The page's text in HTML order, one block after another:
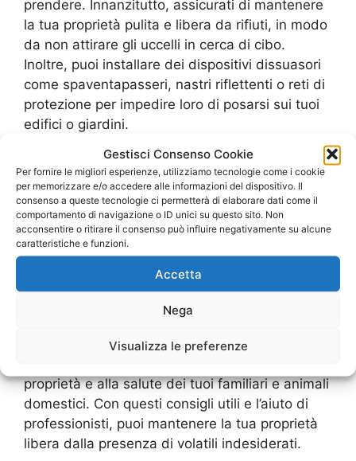
Gestisci Consenso Cookie
Per fornire le migliori esperienze, utilizziamo tecnologie come i cookie
per memorizzare e/o accedere alle informazioni del dispositivo. Il
consenso a queste tecnologie ci permetterà di elaborare dati come il
comportamento di navigazione o ID unici su questo sito. Non
acconsentire o ritirare il consenso può influire negativamente su alcune
caratteristiche e funzioni.
Accetta
Nega
Visualizza le preferenze
prendere. Innanzitutto, assicurati di mantenere
la tua proprietà pulita e libera da rifiuti, in modo
da non attirare gli uccelli in cerca di cibo.
Inoltre, puoi installare dei dispositivi dissuasori
come spaventapasseri, nastri riflettenti o reti di
protezione per impedire loro di posarsi sui tuoi
edifici o giardini.
Se hai già problemi con la presenza di volatili,
puoi contattare un professionista per un
allontanamento volatili. I costi e i preventivi
possono variare a seconda del tipo di uccelli e
della dimensione della tua proprietà, quindi è
trovare la soluzione più adatta alle tue
Ricorda che è importante agire
proprietà e alla salute dei tuoi familiari e animali
domestici. Con questi consigli utili e l’aiuto di
professionisti, puoi mantenere la tua proprietà
libera dalla presenza di volatili indesiderati.